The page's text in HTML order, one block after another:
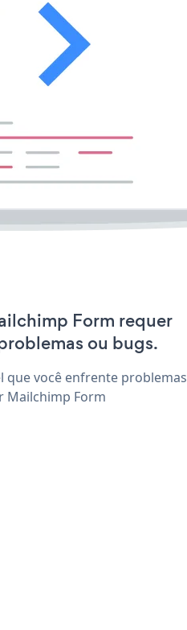
Form requer
ou bugs.
que você enfrente problemas
Mailchimp Form